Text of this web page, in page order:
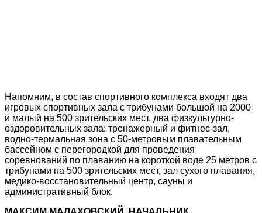
Напомним, в состав спортивного комплекса входят два
игровых спортивных зала с трибунами большой на 2000
и малый на 500 зрительских мест, два физкультурно-
оздоровительных зала: тренажерный и фитнес-зал,
водно-термальная зона с 50-метровым плавательным
бассейном с перегородкой для проведения
соревнований по плаванию на короткой воде 25 метров с
трибунами на 500 зрительских мест, зал сухого плавания,
медико-восстановительный центр, сауны и
административный блок.